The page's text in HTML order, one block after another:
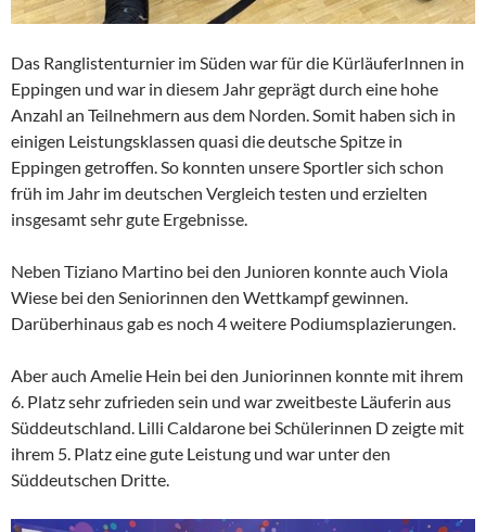
Das Ranglistenturnier im Süden war für die KürläuferInnen in
Eppingen und war in diesem Jahr geprägt durch eine hohe
Anzahl an Teilnehmern aus dem Norden. Somit haben sich in
einigen Leistungsklassen quasi die deutsche Spitze in
Eppingen getroffen. So konnten unsere Sportler sich schon
früh im Jahr im deutschen Vergleich testen und erzielten
insgesamt sehr gute Ergebnisse.
Neben Tiziano Martino bei den Junioren konnte auch Viola
Wiese bei den Seniorinnen den Wettkampf gewinnen.
Darüberhinaus gab es noch 4 weitere Podiumsplazierungen.
Aber auch Amelie Hein bei den Juniorinnen konnte mit ihrem
6. Platz sehr zufrieden sein und war zweitbeste Läuferin aus
Süddeutschland. Lilli Caldarone bei Schülerinnen D zeigte mit
ihrem 5. Platz eine gute Leistung und war unter den
Süddeutschen Dritte.